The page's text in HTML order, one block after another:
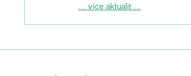
Podrobnější informace ke konferenci
Registrovat se můžete do 6. září.
... více aktualit ...